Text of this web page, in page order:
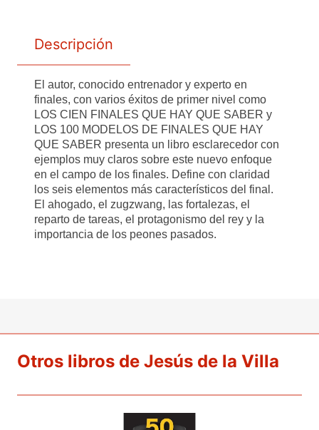
Descripción
El autor, conocido entrenador y experto en
finales, con varios éxitos de primer nivel como
LOS CIEN FINALES QUE HAY QUE SABER y
LOS 100 MODELOS DE FINALES QUE HAY
QUE SABER presenta un libro esclarecedor con
ejemplos muy claros sobre este nuevo enfoque
en el campo de los finales. Define con claridad
los seis elementos más característicos del final.
El ahogado, el zugzwang, las fortalezas, el
reparto de tareas, el protagonismo del rey y la
importancia de los peones pasados.
Otros libros de Jesús de la Villa